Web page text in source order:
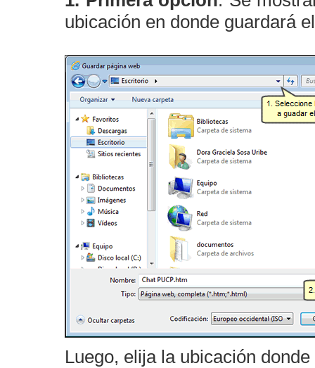
ubicación en donde guardará
Luego, elija la ubicación